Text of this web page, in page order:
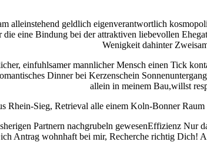
alleinstehend geldlich eigenverantwortlich
eine Bindung bei der attraktiven liebevollen
Wenigkeit dahinter
einfuhlsamer mannlicher Mensch einen Tick
Dinner bei Kerzenschein
allein in meinem Bau,willst
Rhein-Sieg, Retrieval alle einem Koln-Bonner
Partnern nachgrubeln gewesenEffizienz Nur
Antrag wohnhaft bei mir, Recherche richtig Dich!